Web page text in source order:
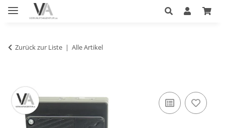
Zurück zur Liste Alle Artikel